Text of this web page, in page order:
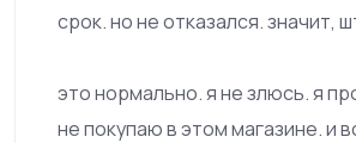
срок. но не отказался. значит,
это нормально. я не злюсь. я
не покупаю в этом магазине. и